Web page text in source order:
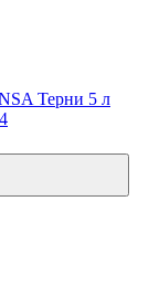
Терни 5 л